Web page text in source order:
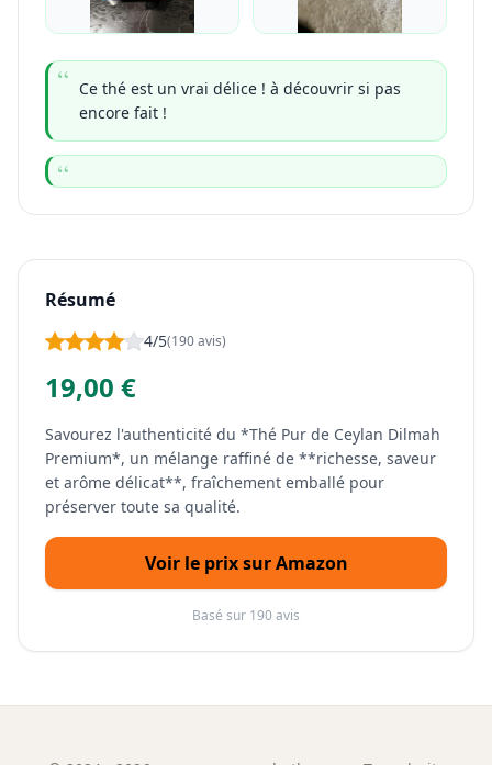
Ce thé est un vrai délice ! à découvrir si pas
encore fait !
Résumé
4/5(190 avis)
19,00 €
Savourez l'authenticité du *Thé Pur de Ceylan Dilmah
Premium*, un mélange raffiné de **richesse, saveur
et arôme délicat**, fraîchement emballé pour
préserver toute sa qualité.
Voir le prix sur Amazon
Basé sur 190 avis